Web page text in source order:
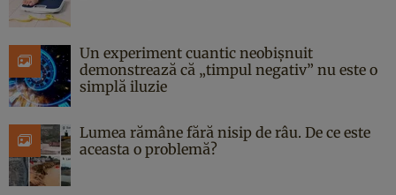
Un experiment cuantic neobișnuit
demonstrează că „timpul negativ” nu este o
simplă iluzie
Lumea rămâne fără nisip de râu. De ce este
aceasta o problemă?